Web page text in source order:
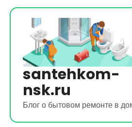
Перейти
содержимому
santehkom-
nsk.ru
Блог о бытовом ремонте в